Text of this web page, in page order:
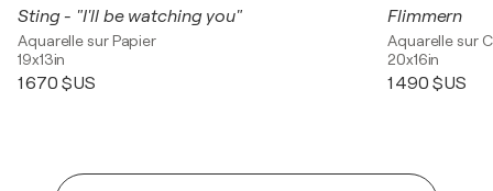
Sting - "I'll be watching you"
Aquarelle sur Papier
19x13in
1 670 $US
Flimmern
Aquarelle sur
20x16in
1 490 $US